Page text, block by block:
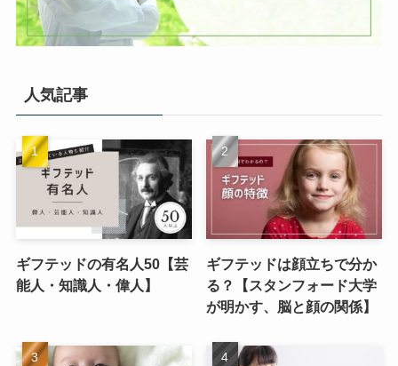
人気記事
ギフテッドの有名人50【芸
能人・知識人・偉人】
ギフテッドは顔立ちで分か
る？【スタンフォード大学
が明かす、脳と顔の関係】